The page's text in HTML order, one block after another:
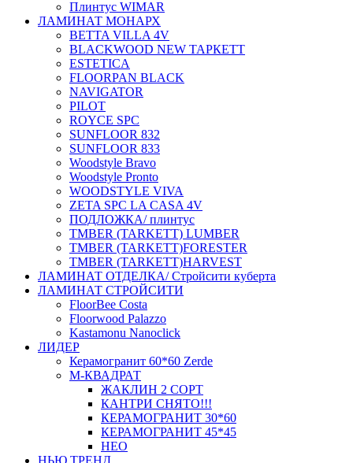
Плинтус WIMAR
ЛАМИНАТ МОНАРХ
BETTA VILLA 4V
BLACKWOOD NEW ТАРКЕТТ
ESTETICA
FLOORPAN BLACK
NAVIGATOR
PILOT
ROYCE SPC
SUNFLOOR 832
SUNFLOOR 833
Woodstyle Bravo
Woodstyle Pronto
WOODSTYLE VIVA
ZETA SPC LA CASA 4V
ПОДЛОЖКА/ плинтус
ТMBER (TARKETT) LUMBER
ТMBER (TARKETT)FORESTER
ТMBER (TARKETT)HARVEST
ЛАМИНАТ ОТДЕЛКА/ Стройсити куберта
ЛАМИНАТ СТРОЙСИТИ
FloorBee Costa
Floorwood Palazzo
Kastamonu Nanoclick
ЛИДЕР
Керамогранит 60*60 Zerde
М-КВАДРАТ
ЖАКЛИН 2 СОРТ
КАНТРИ СНЯТО!!!
КЕРАМОГРАНИТ 30*60
КЕРАМОГРАНИТ 45*45
НЕО